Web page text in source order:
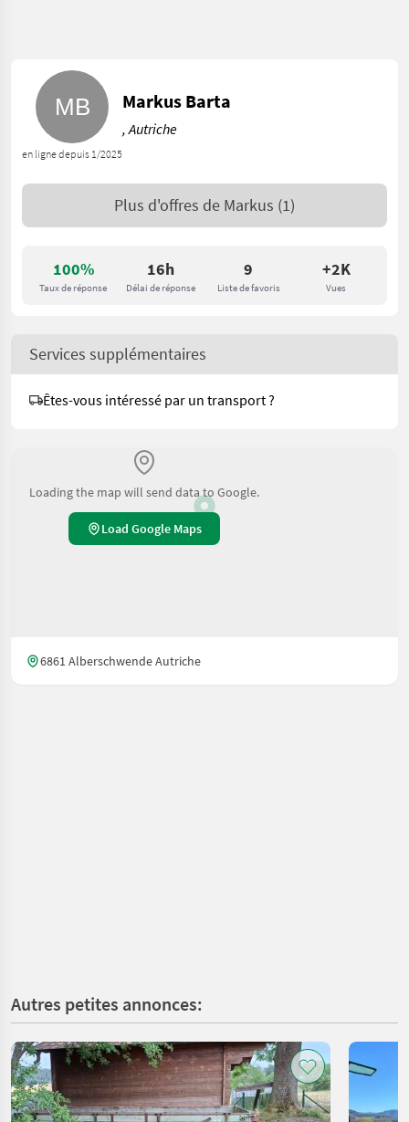
100%
Taux de réponse
16h
Délai de réponse
9
Liste de favoris
+2K
Vues
en ligne depuis 1/2025
Markus Barta
, Autriche
Plus d'offres de Markus (1)
Services supplémentaires
Êtes-vous intéressé par un transport ?
Loading the map will send data to Google.
Load Google Maps
6861 Alberschwende Autriche
Autres petites annonces: